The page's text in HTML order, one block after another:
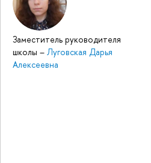
Заместитель руководителя
школы – Луговская Дарья
Алексеевна